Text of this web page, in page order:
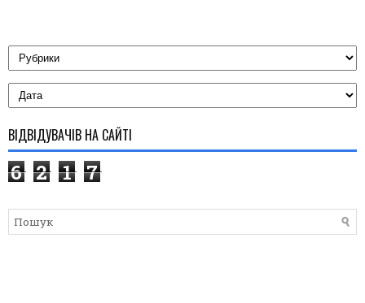
ВІДВІДУВАЧІВ НА САЙТІ
6 2 1 7